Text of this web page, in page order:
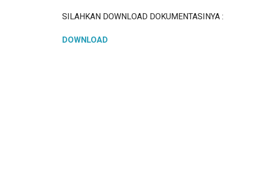
SILAHKAN DOWNLOAD DOKUMENTASINYA :
DOWNLOAD